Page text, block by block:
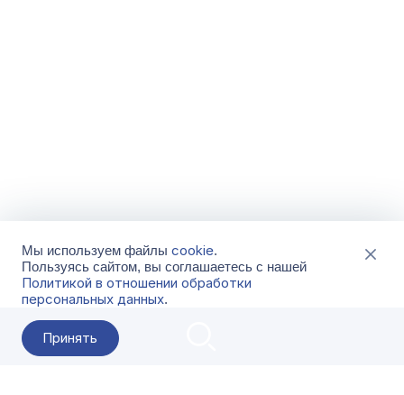
Мы используем файлы cookie.
Пользуясь сайтом, вы соглашаетесь с нашей
Политикой в отношении обработки
персональных данных.
Принять